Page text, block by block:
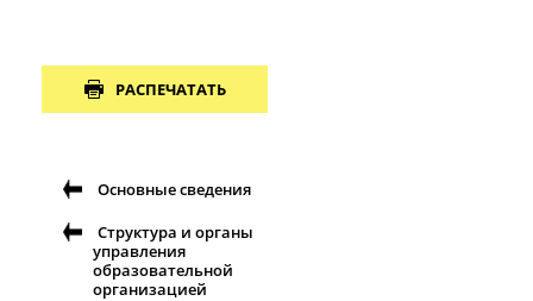
РАСПЕЧАТАТЬ
Основные сведения
Структура и органы
управления
образовательной
организацией